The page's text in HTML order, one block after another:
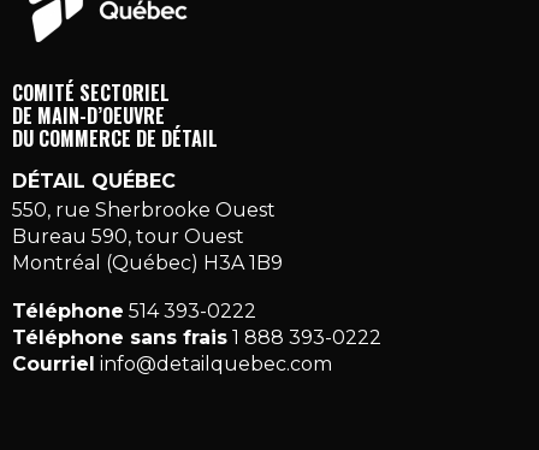
COMITÉ SECTORIEL
DE MAIN-D’OEUVRE
DU COMMERCE DE DÉTAIL
DÉTAIL QUÉBEC
550, rue Sherbrooke Ouest
Bureau 590, tour Ouest
Montréal (Québec) H3A 1B9
Téléphone 514 393-0222
Téléphone sans frais 1 888 393-0222
Courriel info@detailquebec.com